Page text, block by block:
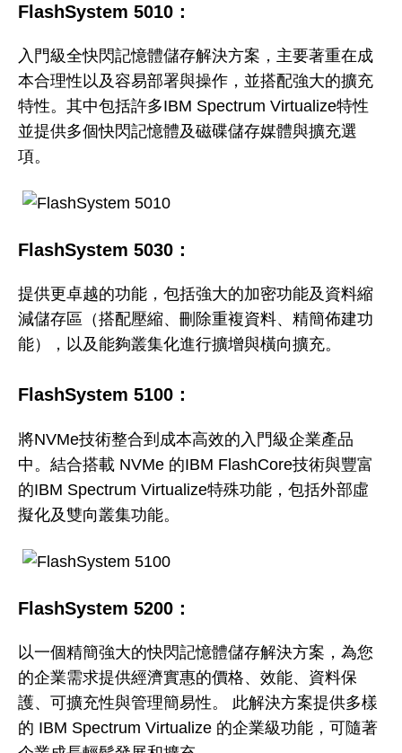
FlashSystem 5010 ：
入門級全快閃記憶體儲存解決方案，主要著重在成
本合理性以及容易部署與操作，並搭配強大的擴充
特性。其中包括許多IBM Spectrum Virtualize特性
並提供多個快閃記憶體及磁碟儲存媒體與擴充選
項。
FlashSystem 5030 ：
提供更卓越的功能，包括強大的加密功能及資料縮
減儲存區（搭配壓縮、刪除重複資料、精簡佈建功
能），以及能夠叢集化進行擴增與橫向擴充。
FlashSystem 5100 ：
將NVMe技術整合到成本高效的入門級企業產品
中。結合搭載 NVMe 的IBM FlashCore技術與豐富
的IBM Spectrum Virtualize特殊功能，包括外部虛
擬化及雙向叢集功能。
FlashSystem 5200 ：
以一個精簡強大的快閃記憶體儲存解決方案，為您
的企業需求提供經濟實惠的價格、效能、資料保
護、可擴充性與管理簡易性。 此解決方案提供多樣
的 IBM Spectrum Virtualize 的企業級功能，可隨著